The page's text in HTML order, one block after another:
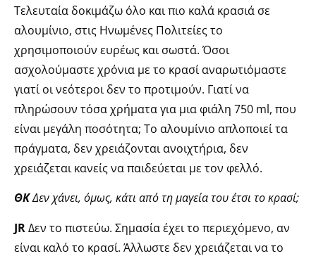
Τελευταία δοκιμάζω όλο και πιο καλά κρασιά σε
αλουμίνιο, στις Ηνωμένες Πολιτείες το
χρησιμοποιούν ευρέως και σωστά. Όσοι
ασχολούμαστε χρόνια με το κρασί αναρωτιόμαστε
γιατί οι νεότεροι δεν το προτιμούν. Γιατί να
πληρώσουν τόσα χρήματα για μια φιάλη 750 ml, που
είναι μεγάλη ποσότητα; Τo αλουμίνιο απλοποιεί τα
πράγματα, δεν χρειάζονται ανοιχτήρια, δεν
χρειάζεται κανείς να παιδεύεται με τον φελλό.
ΘΚΔεν χάνει, όμως, κάτι από τη μαγεία του έτσι το κρασί;
JRΔεν το πιστεύω. Σημασία έχει το περιεχόμενο, αν
είναι καλό το κρασί. Άλλωστε δεν χρειάζεται να το